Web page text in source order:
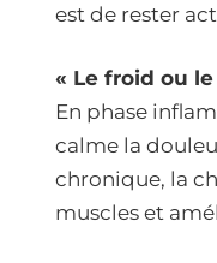
est de rester
« Le froid ou
En phase
calme la
chronique, la
muscles et